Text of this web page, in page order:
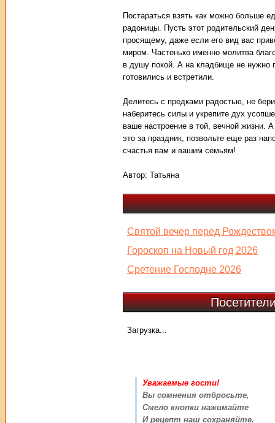
Постараться взять как можно больше
радоницы. Пусть этот родительский
просящему, даже если его вид вас
миром. Частенько именно молитва
в душу покой. А на кладбище не нужно
готовились и встретили.
Делитесь с предками радостью, не
наберитесь силы и укрепите дух
ваше настроение в той, вечной жизни.
это за праздник, позвольте еще раз
счастья вам и вашим семьям!
Автор: Татьяна
Святой вечер перед
Гороскоп на Новый год 2026
Сретение Господне 2026
Загрузка...
Уважаемые гости!
Вы сомнения отбросьте,
Смело кнопки нажимайте
И рецепт наш сохраняйте.